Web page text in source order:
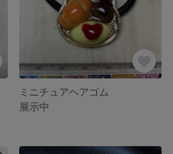
ミニチュアヘアゴム
展示中